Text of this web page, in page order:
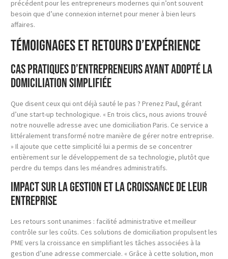
précédent pour les entrepreneurs modernes qui n’ont souvent
besoin que d’une connexion internet pour mener à bien leurs
affaires.
Témoignages et retours d’expérience
Cas pratiques d’entrepreneurs ayant adopté la
domiciliation simplifiée
Que disent ceux qui ont déjà sauté le pas ? Prenez Paul, gérant
d’une start-up technologique. « En trois clics, nous avions trouvé
notre nouvelle adresse avec une domiciliation Paris. Ce service a
littéralement transformé notre manière de gérer notre entreprise.
» Il ajoute que cette simplicité lui a permis de se concentrer
entièrement sur le développement de sa technologie, plutôt que
perdre du temps dans les méandres administratifs.
Impact sur la gestion et la croissance de leur
entreprise
Les retours sont unanimes : facilité administrative et meilleur
contrôle sur les coûts. Ces solutions de domiciliation propulsent les
PME vers la croissance en simplifiant les tâches associées à la
gestion d’une adresse commerciale. « Grâce à cette solution, mon